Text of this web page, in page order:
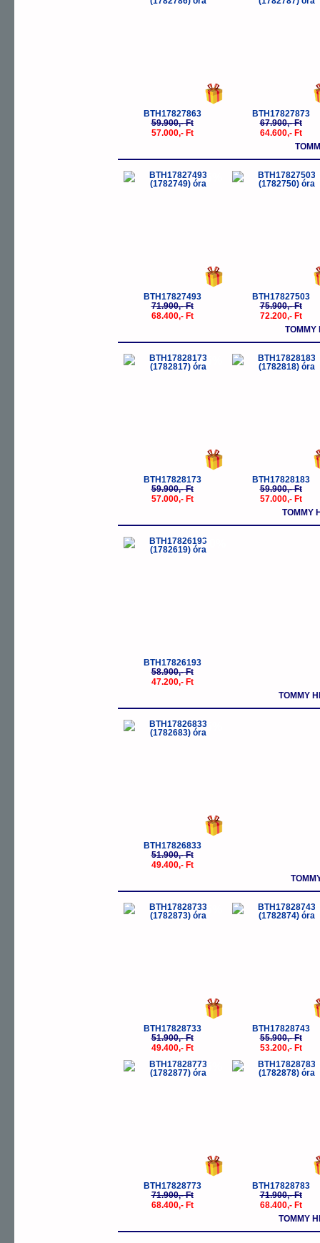
BTH17827863
59.900,- Ft
57.000,- Ft
BTH17827873
67.900,- Ft
64.600,- Ft
-5%
BTH17827493
71.900,- Ft
68.400,- Ft
-
BTH17827503
75.900,- Ft
72.200,- Ft
TOMMY
-5%
BTH17828173
59.900,- Ft
57.000,- Ft
-
BTH17828183
59.900,- Ft
57.000,- Ft
TOMMY
-20%
BTH17826193
58.900,- Ft
47.200,- Ft
TOMMY
-5%
BTH17826833
51.900,- Ft
49.400,- Ft
-5%
BTH17828733
51.900,- Ft
49.400,- Ft
-
BTH17828743
55.900,- Ft
53.200,- Ft
-5%
BTH17828773
71.900,- Ft
68.400,- Ft
-
BTH17828783
71.900,- Ft
68.400,- Ft
TOMMY